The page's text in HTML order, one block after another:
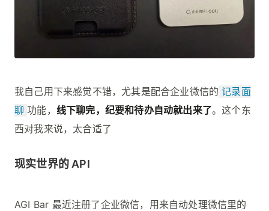
我自己用下来感觉不错，尤其是配合企业微信的 记录面
聊 功能， 线下聊完，纪要和待办自动就出来了。这个东
西对我来说，太合适了
现实世界的 API
AGI Bar 最近注册了企业微信，用来自动处理微信里的